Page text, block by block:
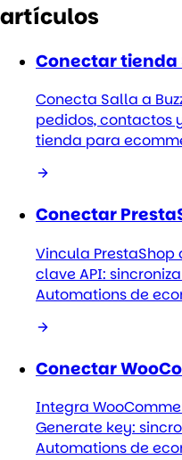
artículos
Conectar tienda
Conecta Salla a
pedidos, contactos
tienda para
Conectar
Vincula PrestaShop
clave API:
Automations de
Conectar
Integra
Generate key:
Automations de